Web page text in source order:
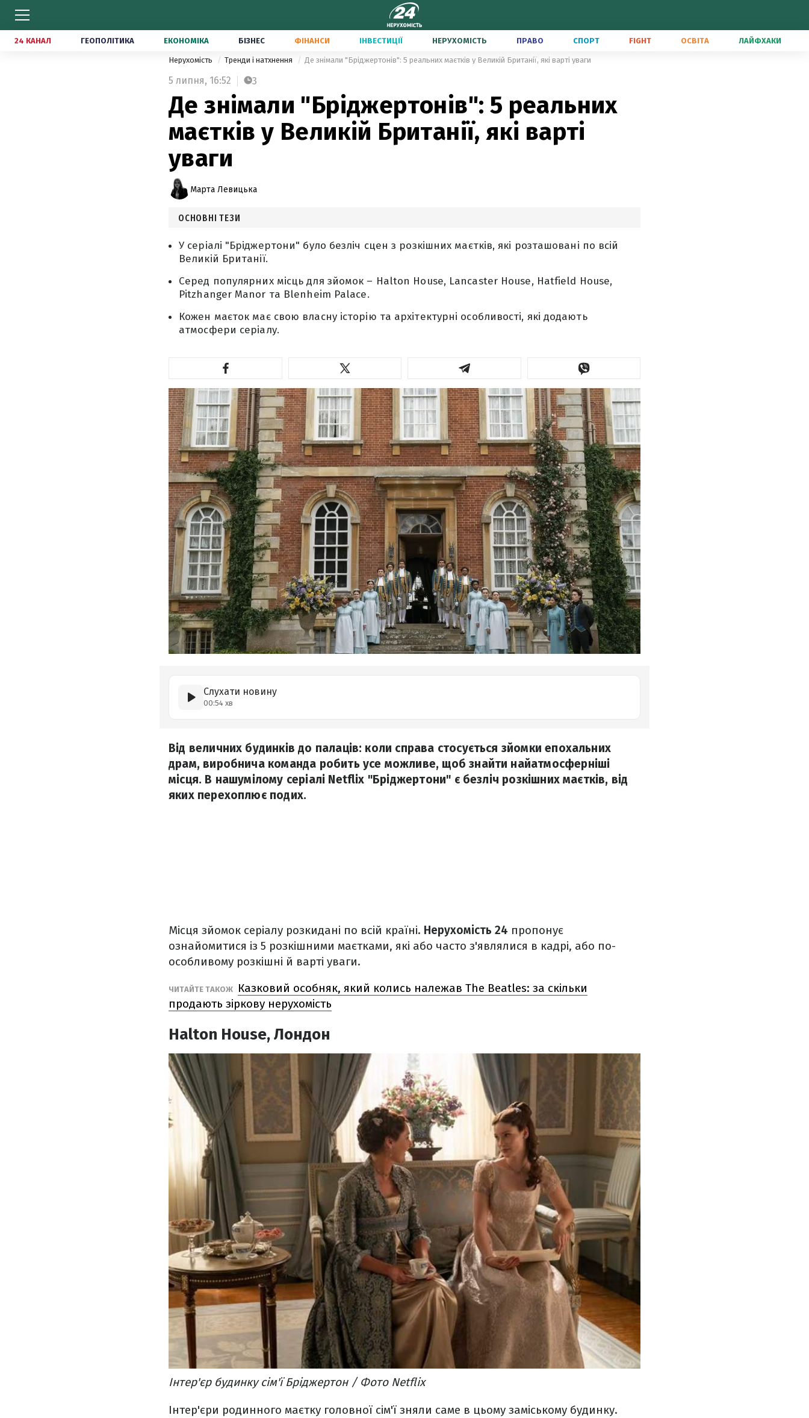
24 КАНАЛ ГЕОПОЛІТИКА ЕКОНОМІКА БІЗНЕС ФІНАНСИ ІНВЕСТИЦІЇ НЕРУХОМІСТЬ ПРАВО СПОРТ FIGHT ОСВІТА ЛАЙФХАКИ
Нерухомість Тренди і натхнення Де знімали "Бріджертонів": 5 реальних маєтків у Великій Британії, які варті уваги
5 липня, 16:52 3
Де знімали "Бріджертонів": 5 реальних
маєтків у Великій Британії, які варті
уваги
Марта Левицька
ОСНОВНІ ТЕЗИ
У серіалі "Бріджертони" було безліч сцен з розкішних маєтків, які розташовані по всій
Великій Британії.
Серед популярних місць для зйомок – Halton House, Lancaster House, Hatfield House,
Pitzhanger Manor та Blenheim Palace.
Кожен маєток має свою власну історію та архітектурні особливості, які додають
атмосфери серіалу.
Слухати новину
00:54 хв
Від величних будинків до палаців: коли справа стосується зйомки епохальних
драм, виробнича команда робить усе можливе, щоб знайти найатмосферніші
місця. В нашумілому серіалі Netflix "Бріджертони" є безліч розкішних маєтків, від
яких перехоплює подих.
Місця зйомок серіалу розкидані по всій країні. Нерухомість 24 пропонує
ознайомитися із 5 розкішними маєтками, які або часто з'являлися в кадрі, або по-
особливому розкішні й варті уваги.
ЧИТАЙТЕ ТАКОЖ
Казковий особняк, який колись належав The Beatles: за скільки
продають зіркову нерухомість
Halton House, Лондон
Інтер'єр будинку сім'ї Бріджертон / Фото Netflix
Інтер'єри родинного маєтку головної сім'ї зняли саме в цьому заміському будинку.